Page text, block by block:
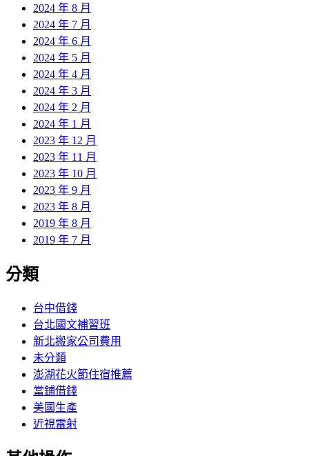
2024 年 8 月
2024 年 7 月
2024 年 6 月
2024 年 5 月
2024 年 4 月
2024 年 3 月
2024 年 2 月
2024 年 1 月
2023 年 12 月
2023 年 11 月
2023 年 10 月
2023 年 9 月
2023 年 8 月
2019 年 8 月
2019 年 7 月
分類
台中借錢
台北國文補習班
新北搬家公司費用
未分類
澎湖花火節住宿推薦
當鋪借錢
美國生產
近視雷射